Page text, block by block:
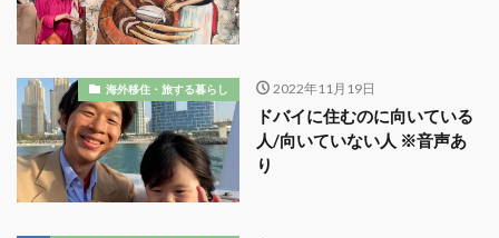
海外移住・旅する暮らし 2022年11月19日
ドバイに住むのに向いている
人/向いていない人 ※音声あ
り